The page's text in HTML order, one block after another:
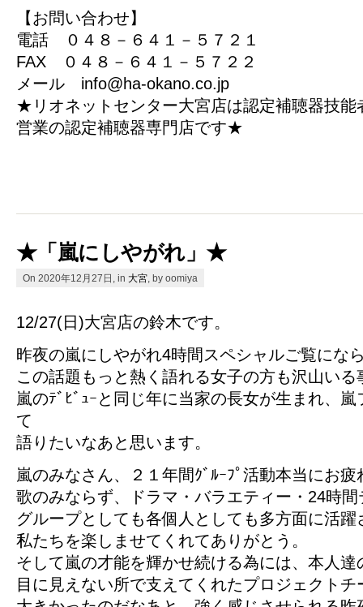
【お問い合わせ】
電話 ０４８－６４１－５７２１
FAX ０４８－６４１－５７２２
メール info@ha-okano.co.jp
★リオネットセンター大宮店は認定補聴器技能
営業の認定補聴器専門店です★
★「嵐にしやがれ」★
On 2020年12月27日, in 大宮 , by oomiya
12/27(日)大宮店の鈴木です。
昨夜の嵐にしやがれ4時間スペシャルご覧にな
この話題もっと熱く語れる女子の方も沢山いる
嵐のﾃﾞﾋﾞｭｰと同じ年に当家の長女が生まれ、
て
語りたいなあと思います。
嵐のみなさん、２１年間ｸﾞﾙｰﾌﾟ活動本当にお
歌のみならず、ドラマ・バラエティー・24時
グループとしても各個人としても多方面に活躍
私たちを楽しませてくれてありがとう。
そして嵐の才能を輝かせ続ける為には、本人達
目に見えない所で支えてくれたプロジェクトチ